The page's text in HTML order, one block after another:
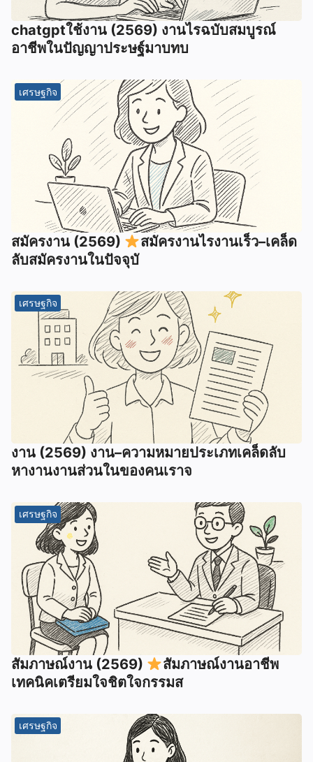
chatgptใช้งาน (2569) งานไรฉบับสมบูรณ์
อาชีพในปัญญาประษฐ์มาบทบ
เศรษฐกิจ
สมัครงาน (2569)
สมัครงานไรงานเร็ว–เคล็ด
ลับสมัครงานในปัจจุบั
เศรษฐกิจ
งาน (2569) งาน–ความหมายประเภทเคล็ดลับ
หางานงานส่วนในของคนเราจ
เศรษฐกิจ
สัมภาษณ์งาน (2569)
สัมภาษณ์งานอาชีพ
เทคนิคเตรียมใจชิตใจกรรมส
เศรษฐกิจ